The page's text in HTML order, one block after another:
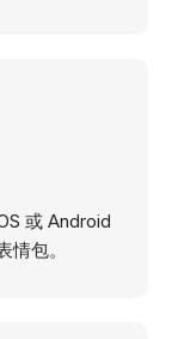
或 Android
包。